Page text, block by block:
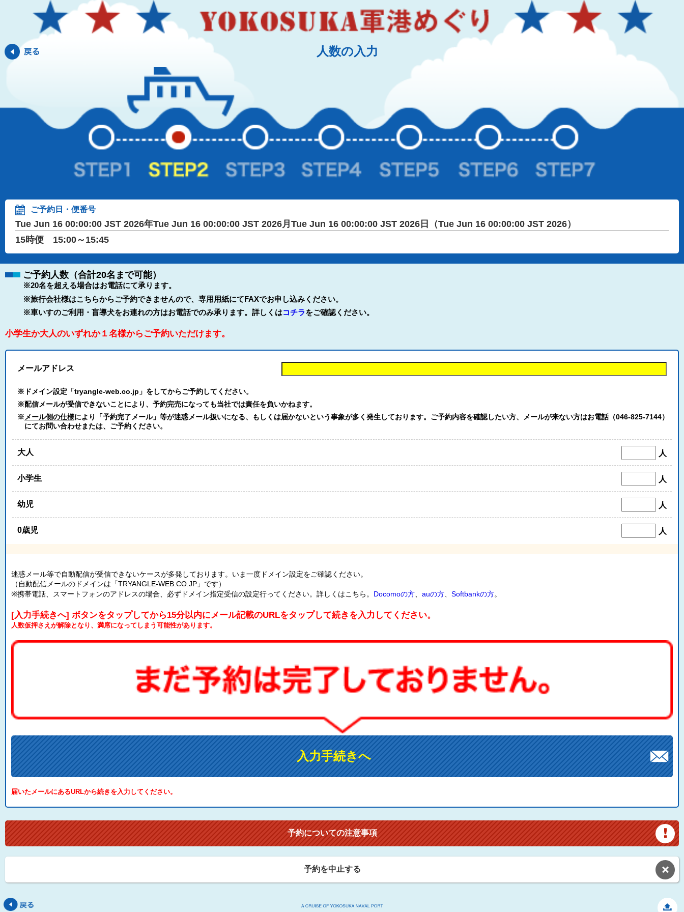
人数の入力
ご予約日・便番号
Tue Jun 16 00:00:00 JST 2026年Tue Jun 16 00:00:00 JST 2026月Tue Jun 16 00:00:00 JST 2026日（Tue Jun 16 00:00:00 JST 2026）
15時便 15:00～15:45
ご予約人数（合計20名まで可能）
※20名を超える場合はお電話にて承ります。
※旅行会社様はこちらからご予約できませんので、専用用紙にてFAXでお申し込みください。
※車いすのご利用・盲導犬をお連れの方はお電話でのみ承ります。詳しくはコチラをご確認ください。
小学生か大人のいずれか１名様からご予約いただけます。
メールアドレス
※ドメイン設定「tryangle-web.co.jp」をしてからご予約してください。
※配信メールが受信できないことにより、予約完売になっても当社では責任を負いかねます。
※ メール側の仕様により「予約完了メール」等が迷惑メール扱いになる、もしくは届かないという事象が多く発生しております。ご予約内容を確認したい方、メールが来ない方はお電話（046-825-7144）
にてお問い合わせまたは、ご予約ください。
大人 人
小学生 人
幼児 人
0歳児 人
迷惑メール等で自動配信が受信できないケースが多発しております。いま一度ドメイン設定をご確認ください。
（自動配信メールのドメインは「TRYANGLE-WEB.CO.JP」です）
※携帯電話、スマートフォンのアドレスの場合、必ずドメイン指定受信の設定行ってください。詳しくはこちら。 Docomoの方、 auの方、 Softbankの方。
[入力手続きへ] ボタンをタップしてから15分以内にメール記載のURLをタップして続きを入力してください。
人数仮押さえが解除となり、満席になってしまう可能性があります。
入力手続きへ
届いたメールにあるURLから続きを入力してください。
予約についての注意事項
予約を中止する